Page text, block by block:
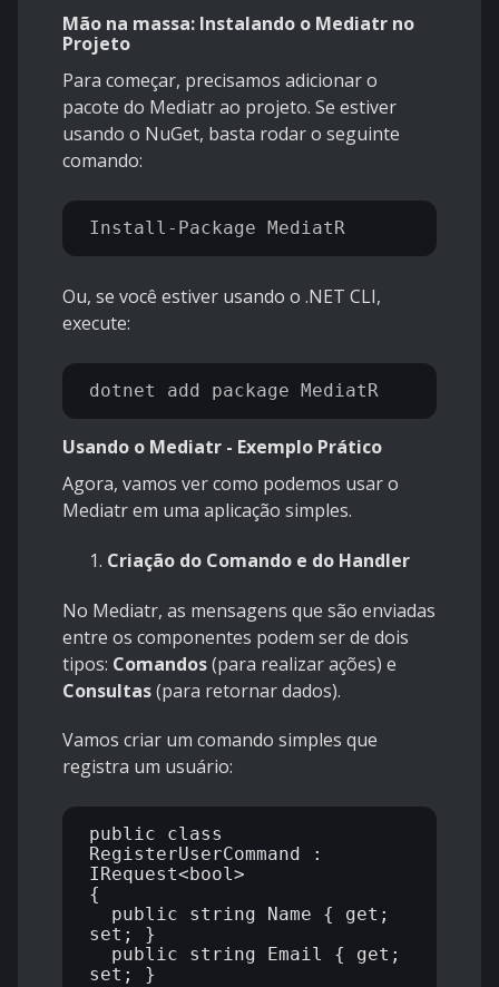
Mão na massa: Instalando o Mediatr no
Projeto
Para começar, precisamos adicionar o
pacote do Mediatr ao projeto. Se estiver
usando o NuGet, basta rodar o seguinte
comando:
Ou, se você estiver usando o .NET CLI,
execute:
Usando o Mediatr - Exemplo Prático
Agora, vamos ver como podemos usar o
Mediatr em uma aplicação simples.
Criação do Comando e do Handler
No Mediatr, as mensagens que são enviadas
entre os componentes podem ser de dois
tipos: Comandos(para realizar ações) e
Consultas(para retornar dados).
Vamos criar um comando simples que
registra um usuário:
public class
RegisterUserCommand :
IRequest<bool>
{
set; }
set; }